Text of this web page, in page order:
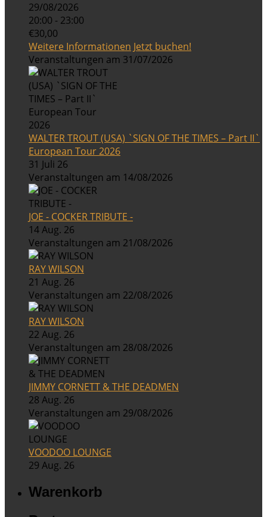
29/08/2026
20:00 - 23:00
€30,00
Weitere Informationen Jetzt buchen!
Veranstaltungen am 31/07/2026
WALTER TROUT (USA) `SIGN OF THE TIMES – Part II`
European Tour 2026
31 Juli 26
Veranstaltungen am 14/08/2026
JOE - COCKER TRIBUTE -
14 Aug. 26
Veranstaltungen am 21/08/2026
RAY WILSON
21 Aug. 26
Veranstaltungen am 22/08/2026
RAY WILSON
22 Aug. 26
Veranstaltungen am 28/08/2026
JIMMY CORNETT & THE DEADMEN
28 Aug. 26
Veranstaltungen am 29/08/2026
VOODOO LOUNGE
29 Aug. 26
Warenkorb